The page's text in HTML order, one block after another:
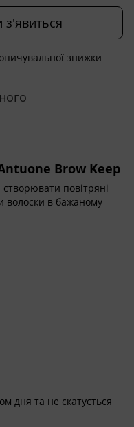
з'явиться
знижки
Brow Keep
повітряні
волоски в бажаному
дня та не скатується